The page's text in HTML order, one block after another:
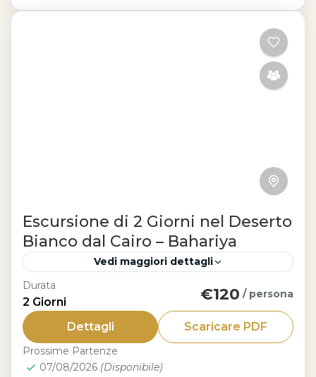
Escursione di 2 Giorni nel Deserto
Bianco dal Cairo – Bahariya
Vedi maggiori dettagli
Cairo
Vivi due giorni indimenticabili con la
nostra escursione nel Deserto Bianco dal
Cairo.Dall’oasi di Bahariya al Deserto
Durata
2 Giorni €120 / persona
Dettagli Scaricare PDF
Prossime Partenze
07/08/2026 (Disponibile)